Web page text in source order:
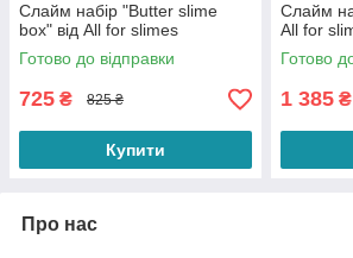
Слайм набір "Butter slime
box" від All for slimes
Готово до відправки
725 ₴ 825 ₴
Купити
Слайм
All for
Готово
1 385 ₴
Про нас